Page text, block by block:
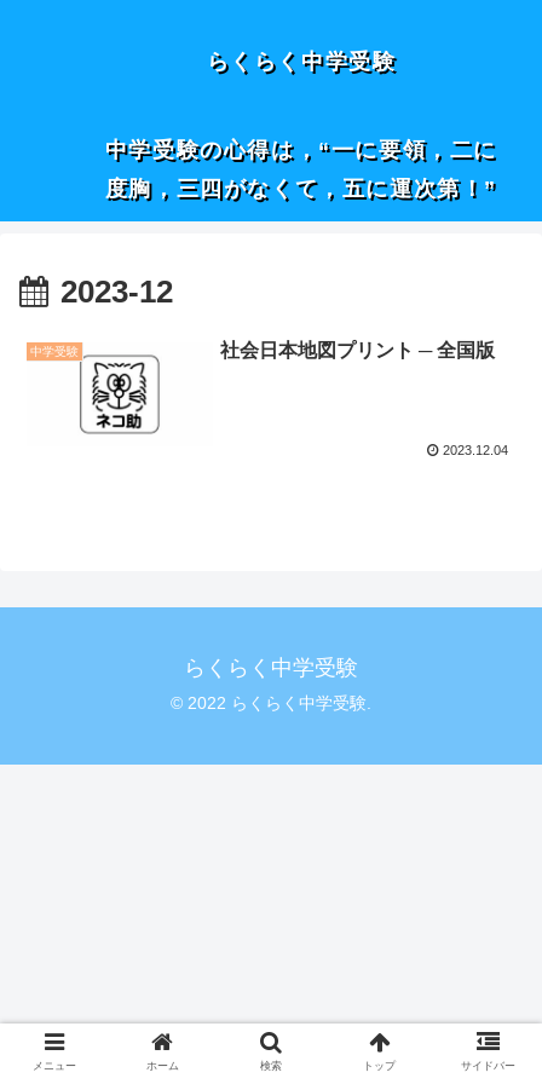
らくらく中学受験
中学受験の心得は，“一に要領，二に
度胸，三四がなくて，五に運次第！”
2023-12
中学受験 社会日本地図プリント ─ 全国版
2023.12.04
らくらく中学受験
© 2022 らくらく中学受験.
メニュー ホーム 検索 トップ サイドバー